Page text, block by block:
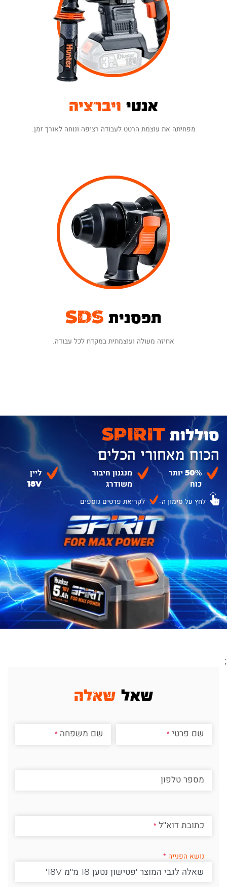
אנטי ויברציה
מפחיתה את עוצמת הרטט לעבודה רציפה ונוחה לאורך זמן.
תפסנית SDS
אחיזה מעולה ועוצמתית במקדח לכל עבודה.
סוללות SPIRIT
הכוח מאחורי הכלים
50% יותר
כוח
מנגנון חיבור
משודרג
ליין
18V
לחץ על סימון ה- לקריאת פרטים נוספים
;
שאל שאלה
שם פרטי שם משפחה
מספר טלפון
כתובת דוא"ל
נושא הפנייה